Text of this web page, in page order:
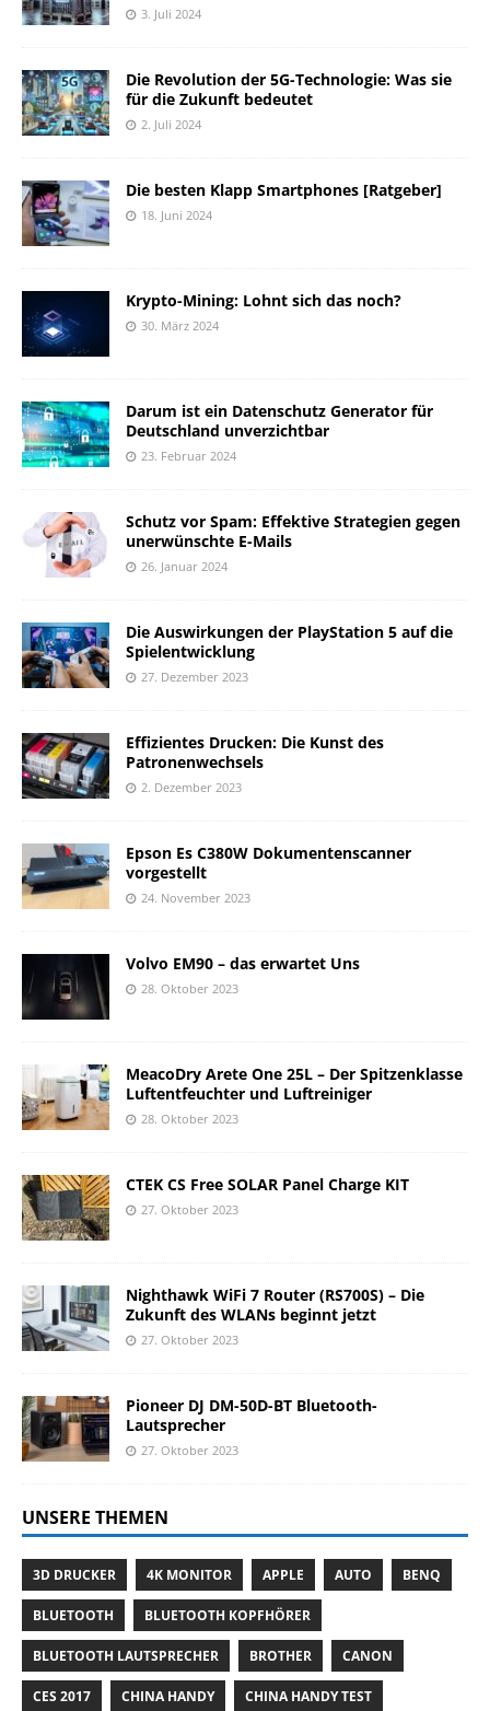
3. Juli 2024
Die Revolution der 5G-Technologie: Was sie
für die Zukunft bedeutet
2. Juli 2024
Die besten Klapp Smartphones [Ratgeber]
18. Juni 2024
Krypto-Mining: Lohnt sich das noch?
30. März 2024
Darum ist ein Datenschutz Generator für
Deutschland unverzichtbar
23. Februar 2024
Schutz vor Spam: Effektive Strategien gegen
unerwünschte E-Mails
26. Januar 2024
Die Auswirkungen der PlayStation 5 auf die
Spielentwicklung
27. Dezember 2023
Effizientes Drucken: Die Kunst des
Patronenwechsels
2. Dezember 2023
Epson Es C380W Dokumentenscanner
vorgestellt
24. November 2023
Volvo EM90 – das erwartet Uns
28. Oktober 2023
MeacoDry Arete One 25L – Der Spitzenklasse
Luftentfeuchter und Luftreiniger
28. Oktober 2023
CTEK CS Free SOLAR Panel Charge KIT
27. Oktober 2023
Nighthawk WiFi 7 Router (RS700S) – Die
Zukunft des WLANs beginnt jetzt
27. Oktober 2023
Pioneer DJ DM-50D-BT Bluetooth-
Lautsprecher
27. Oktober 2023
UNSERE THEMEN
3D DRUCKER 4K MONITOR APPLE AUTO BENQ
BLUETOOTH BLUETOOTH KOPFHÖRER
BLUETOOTH LAUTSPRECHER BROTHER CANON
CES 2017 CHINA HANDY CHINA HANDY TEST